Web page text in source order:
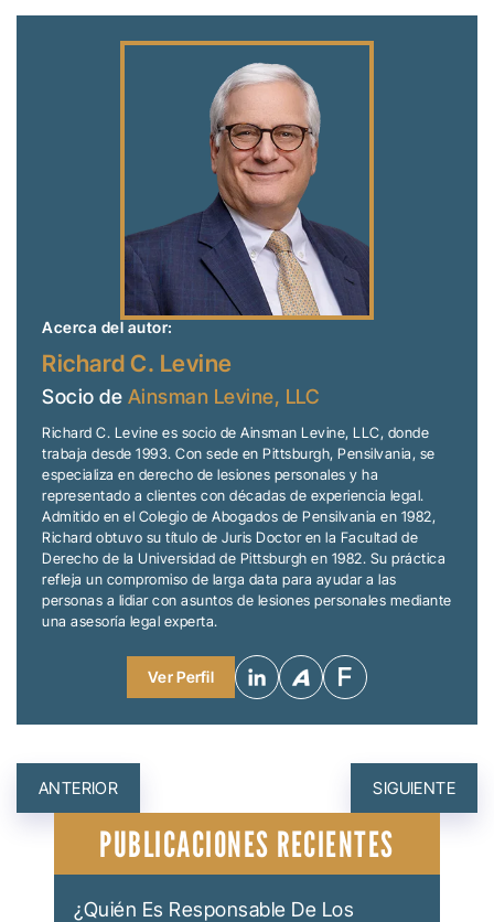
Acerca del autor:
Richard C. Levine
Socio de Ainsman Levine, LLC
Richard C. Levine es socio de Ainsman Levine, LLC, donde
trabaja desde 1993. Con sede en Pittsburgh, Pensilvania, se
especializa en derecho de lesiones personales y ha
representado a clientes con décadas de experiencia legal.
Admitido en el Colegio de Abogados de Pensilvania en 1982,
Richard obtuvo su título de Juris Doctor en la Facultad de
Derecho de la Universidad de Pittsburgh en 1982. Su práctica
refleja un compromiso de larga data para ayudar a las
personas a lidiar con asuntos de lesiones personales mediante
una asesoría legal experta.
Ver Perfil
NAVEGACIÓN
DE
ENTRADAS
ANTERIOR SIGUIENTE
PUBLICACIONES RECIENTES
¿Quién Es Responsable De Los